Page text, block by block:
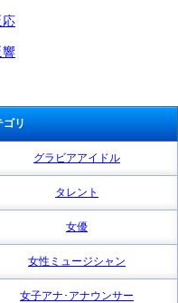
応
響
リ
グラビアアイドル
タレント
女優
女性ミュージシャン
女子アナ･アナウンサー